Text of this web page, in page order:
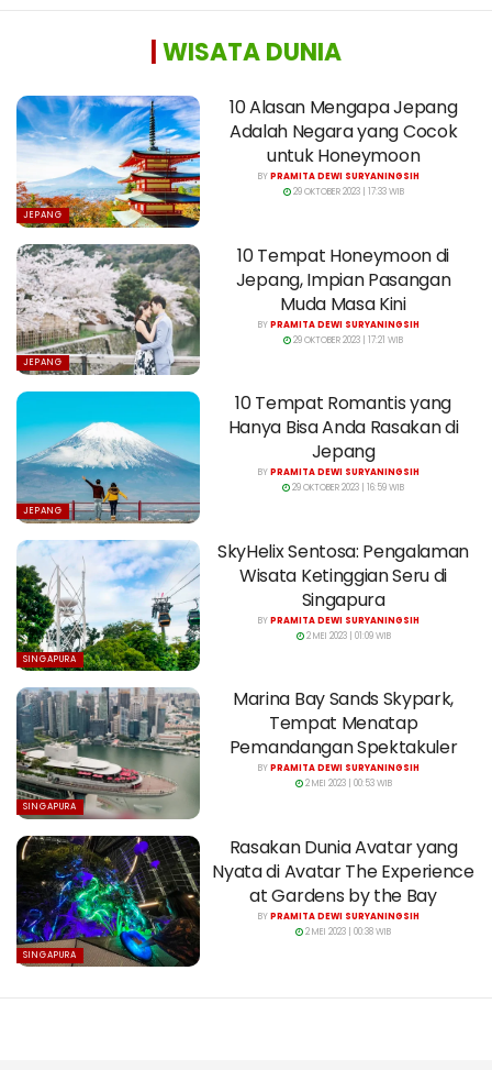
WISATA DUNIA
JEPANG
10 Alasan Mengapa Jepang
Adalah Negara yang Cocok
untuk Honeymoon
BYPRAMITA DEWI SURYANINGSIH
29 OKTOBER 2023 | 17:33 WIB
JEPANG
10 Tempat Honeymoon di
Jepang, Impian Pasangan
Muda Masa Kini
BYPRAMITA DEWI SURYANINGSIH
29 OKTOBER 2023 | 17:21 WIB
JEPANG
10 Tempat Romantis yang
Hanya Bisa Anda Rasakan di
Jepang
BYPRAMITA DEWI SURYANINGSIH
29 OKTOBER 2023 | 16:59 WIB
SINGAPURA
SkyHelix Sentosa: Pengalaman
Wisata Ketinggian Seru di
Singapura
BYPRAMITA DEWI SURYANINGSIH
2 MEI 2023 | 01:09 WIB
SINGAPURA
Marina Bay Sands Skypark,
Tempat Menatap
Pemandangan Spektakuler
BYPRAMITA DEWI SURYANINGSIH
2 MEI 2023 | 00:53 WIB
SINGAPURA
Rasakan Dunia Avatar yang
Nyata di Avatar The Experience
at Gardens by the Bay
BYPRAMITA DEWI SURYANINGSIH
2 MEI 2023 | 00:38 WIB